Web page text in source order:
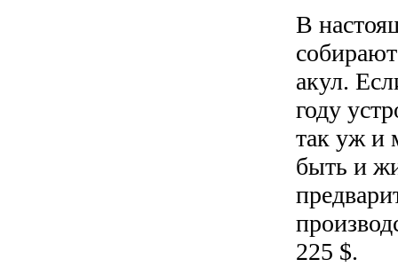
В
собирают
акул.
году
так уж и
быть и
225 $.